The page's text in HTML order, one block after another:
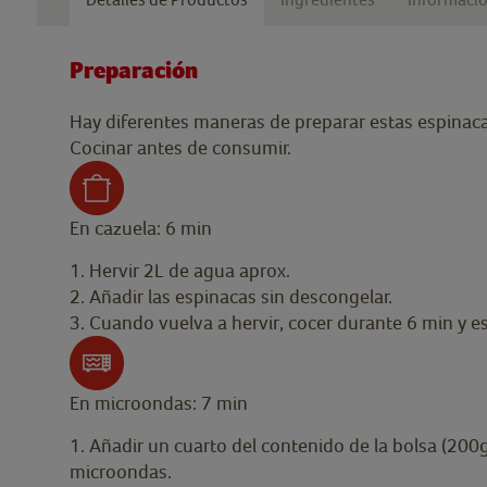
Preparación
Hay diferentes maneras de preparar estas
Cocinar antes de consumir.
En cazuela: 6 min
1. Hervir 2L de agua aprox.
2. Añadir las espinacas sin descongelar.
3. Cuando vuelva a hervir, cocer durante 6 min y
En microondas: 7 min
1. Añadir un cuarto del contenido de la bolsa
microondas.